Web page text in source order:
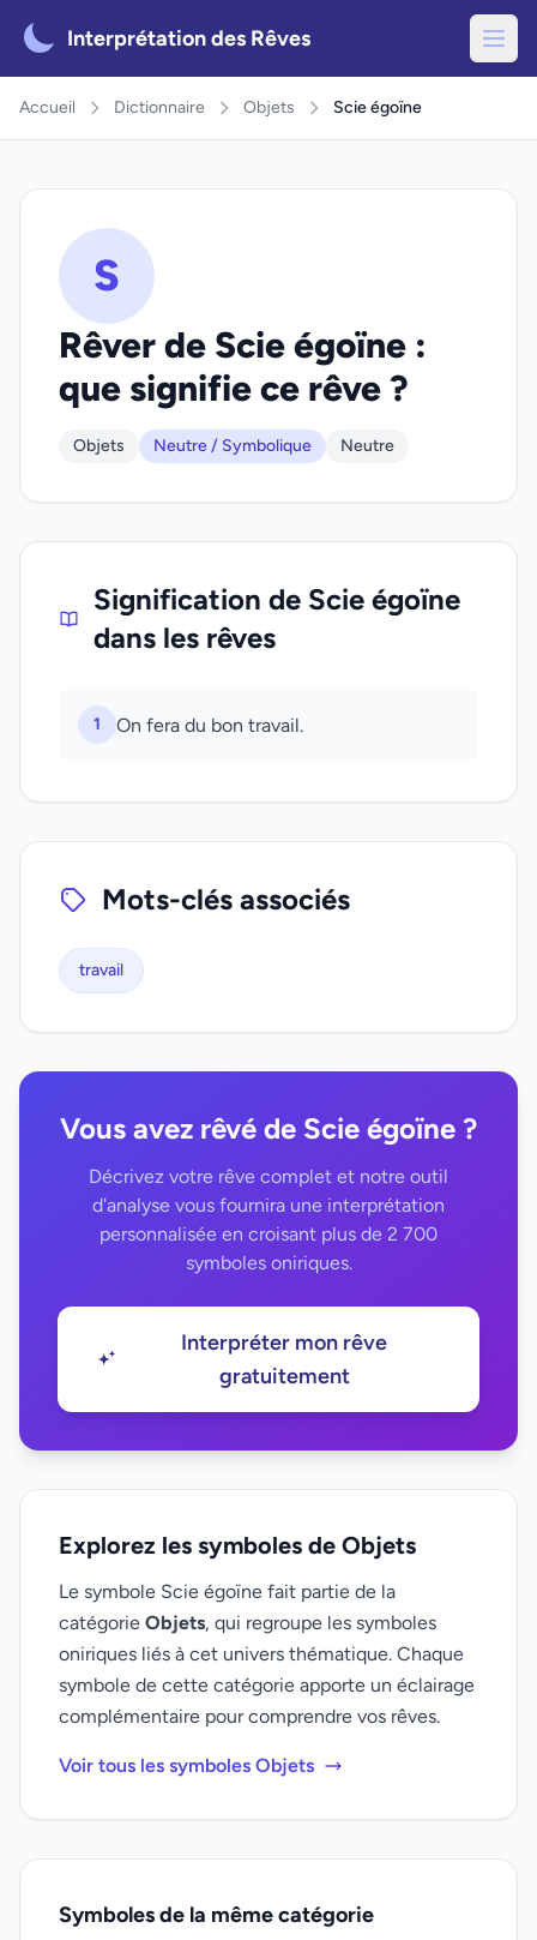
Interprétation des Rêves
Accueil Dictionnaire Objets Scie égoïne
S
Rêver de Scie égoïne :
que signifie ce rêve ?
Objets Neutre / Symbolique Neutre
Signification de Scie égoïne
dans les rêves
1 On fera du bon travail.
Mots-clés associés
travail
Vous avez rêvé de Scie égoïne ?
Décrivez votre rêve complet et notre outil
d'analyse vous fournira une interprétation
personnalisée en croisant plus de 2 700
symboles oniriques.
Interpréter mon rêve
gratuitement
Explorez les symboles de Objets
Le symbole Scie égoïne fait partie de la
catégorie Objets, qui regroupe les symboles
oniriques liés à cet univers thématique. Chaque
symbole de cette catégorie apporte un éclairage
complémentaire pour comprendre vos rêves.
Voir tous les symboles Objets
Symboles de la même catégorie